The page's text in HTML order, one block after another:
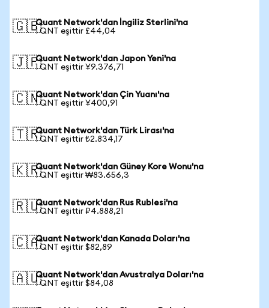
🇬🇧Quant Network'dan İngiliz Sterlini'na
1 QNT eşittir £44,04
🇯🇵Quant Network'dan Japon Yeni'na
1 QNT eşittir ¥9.376,71
🇨🇳Quant Network'dan Çin Yuanı'na
1 QNT eşittir ¥400,91
🇹🇷Quant Network'dan Türk Lirası'na
1 QNT eşittir ₺2.834,17
🇰🇷Quant Network'dan Güney Kore Wonu'na
1 QNT eşittir ₩83.656,3
🇷🇺Quant Network'dan Rus Rublesi'na
1 QNT eşittir ₽4.888,21
🇨🇦Quant Network'dan Kanada Doları'na
1 QNT eşittir $82,89
🇦🇺Quant Network'dan Avustralya Doları'na
1 QNT eşittir $84,08